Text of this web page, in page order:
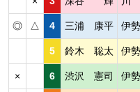
◎ △ 4 三浦 康平 伊
5 鈴木 聡太 伊
× 6 渋沢 憲司 伊